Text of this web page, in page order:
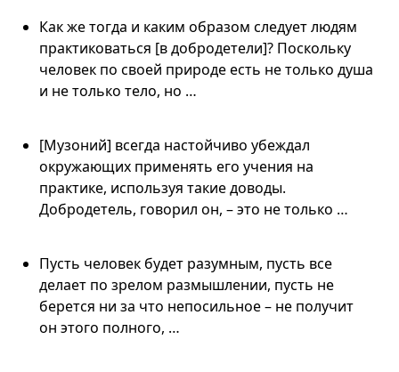
Как же тогда и каким образом следует людям
практиковаться [в добродетели]? Поскольку
человек по своей природе есть не только душа
и не только тело, но …
[Музоний] всегда настойчиво убеждал
окружающих применять его учения на
практике, используя такие доводы.
Добродетель, говорил он, – это не только …
Пусть человек будет разумным, пусть все
делает по зрелом размышлении, пусть не
берется ни за что непосильное – не получит
он этого полного, …